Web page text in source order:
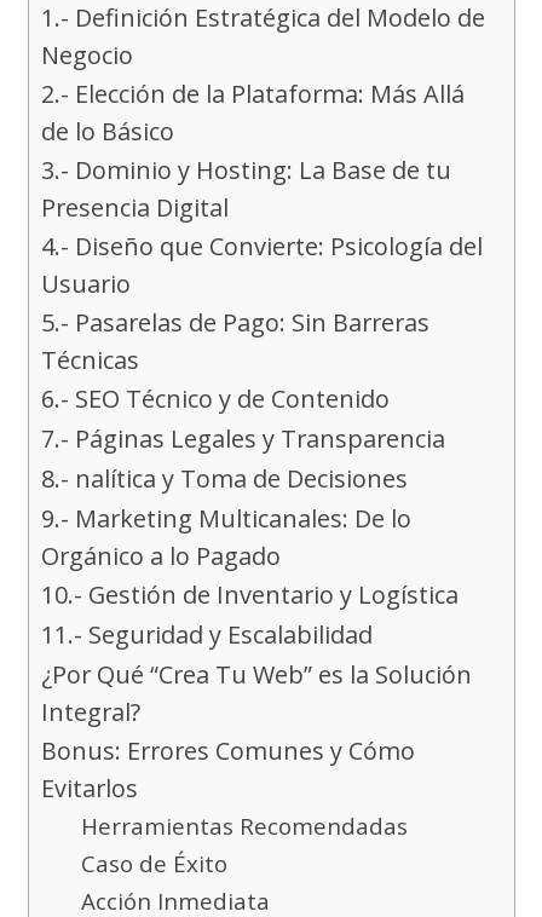
1.- Definición Estratégica del Modelo de
Negocio
2.- Elección de la Plataforma: Más Allá
de lo Básico
3.- Dominio y Hosting: La Base de tu
Presencia Digital
4.- Diseño que Convierte: Psicología del
Usuario
5.- Pasarelas de Pago: Sin Barreras
Técnicas
6.- SEO Técnico y de Contenido
7.- Páginas Legales y Transparencia
8.- nalítica y Toma de Decisiones
9.- Marketing Multicanales: De lo
Orgánico a lo Pagado
10.- Gestión de Inventario y Logística
11.- Seguridad y Escalabilidad
¿Por Qué “Crea Tu Web” es la Solución
Integral?
Bonus: Errores Comunes y Cómo
Evitarlos
Herramientas Recomendadas
Caso de Éxito
Acción Inmediata